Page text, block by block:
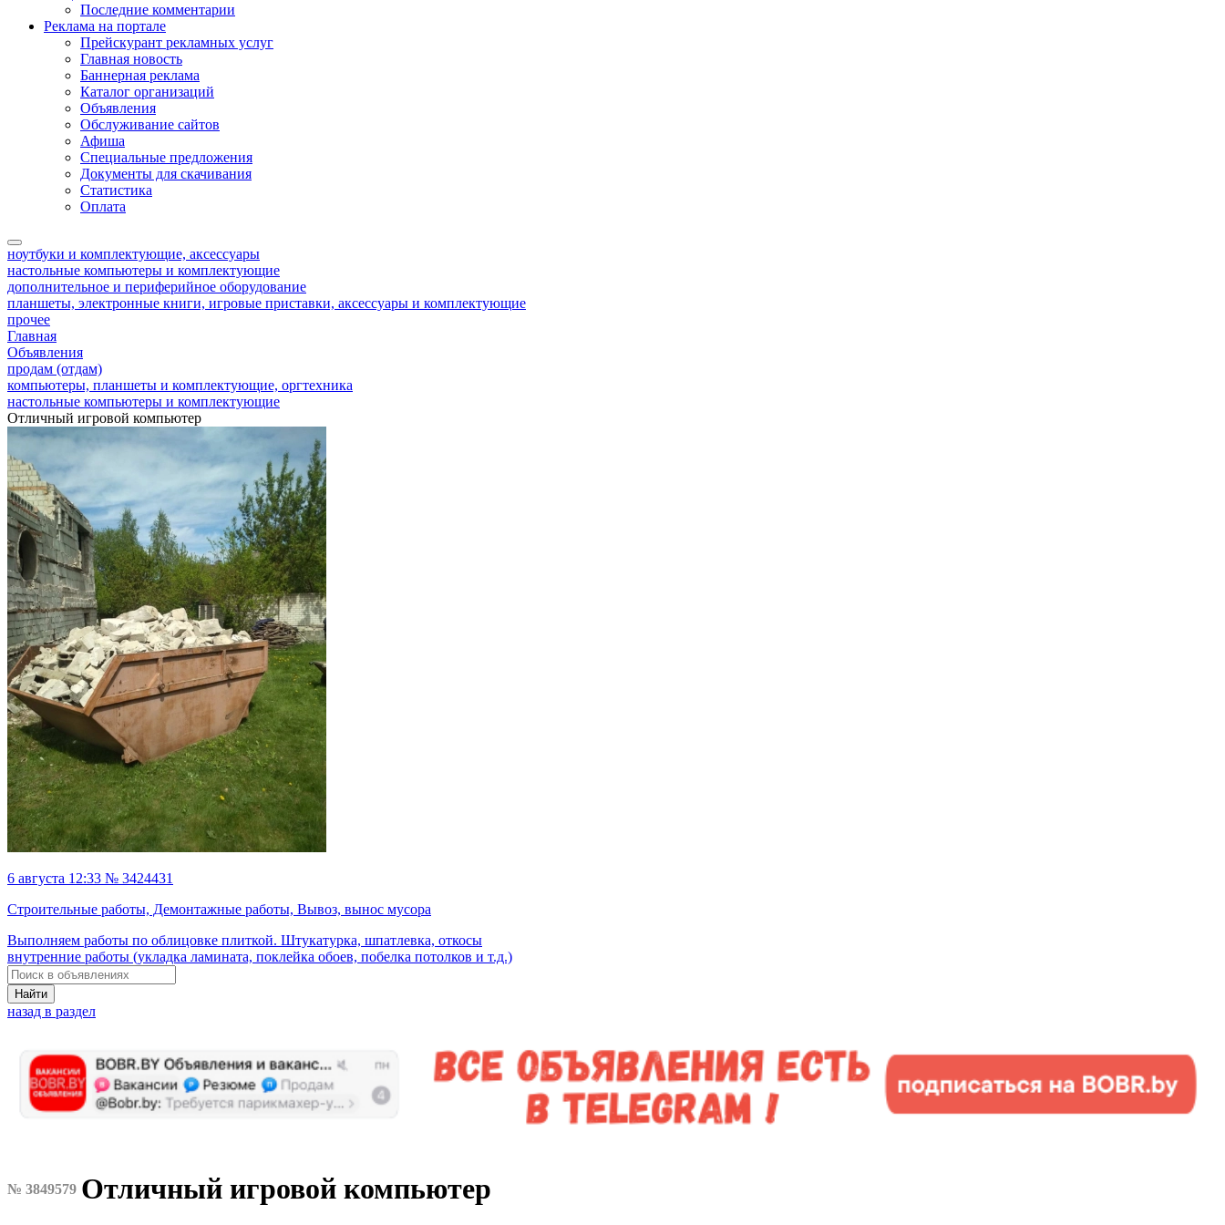
Последние комментарии
Реклама на портале
Прейскурант рекламных услуг
Главная новость
Баннерная реклама
Каталог организаций
Объявления
Обслуживание сайтов
Афиша
Специальные предложения
Документы для скачивания
Статистика
Оплата
ноутбуки и комплектующие, аксессуары
настольные компьютеры и комплектующие
дополнительное и периферийное оборудование
планшеты, электронные книги, игровые приставки, аксессуары и комплектующие
прочее
Главная
Объявления
продам (отдам)
компьютеры, планшеты и комплектующие, оргтехника
настольные компьютеры и комплектующие
Отличный игровой компьютер
6 августа 12:33 № 3424431
Строительные работы, Демонтажные работы, Вывоз, вынос мусора
Выполняем работы по облицовке плиткой. Штукатурка, шпатлевка, откосы
внутренние работы (укладка ламината, поклейка обоев, побелка потолков и т.д.)
Найти
назад в раздел
№ 3849579 Отличный игровой компьютер